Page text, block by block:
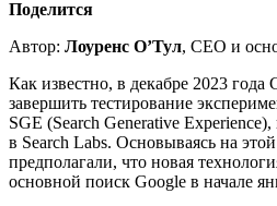
Поделится
Автор: Лоуренс О’Тул, CEO и
Как известно, в декабре 2023
завершить тестирование
SGE (Search Generative
в Search Labs. Основываясь на
предполагали, что новая
основной поиск Google в начале